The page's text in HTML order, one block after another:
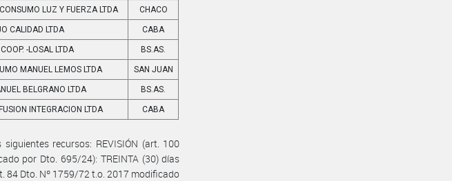
LUZ Y FUERZA LTDA CHACO
CALIDAD LTDA CABA
-LOSAL LTDA BS.AS.
MANUEL LEMOS LTDA SAN JUAN
BELGRANO LTDA BS.AS.
INTEGRACION LTDA CABA
recursos: REVISIÓN (art. 100
por Dto. 695/24): TREINTA (30) días
84 Dto. Nº 1759/72 t.o. 2017 modificado